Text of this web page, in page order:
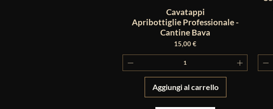
Cavatappi
Apribottiglie Professionale -
Cantine Bava
Prezzo
15,00 €
Aggiungi al carrello